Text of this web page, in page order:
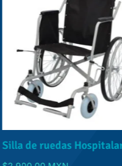
Silla de ruedas